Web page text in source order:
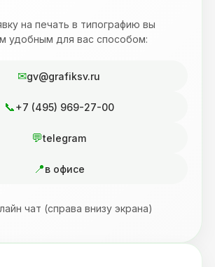
на печать в типографию вы
удобным для вас способом:
gv@grafiksv.ru
+7 (495) 969-27-00
telegram
в офисе
чат (справа внизу экрана)